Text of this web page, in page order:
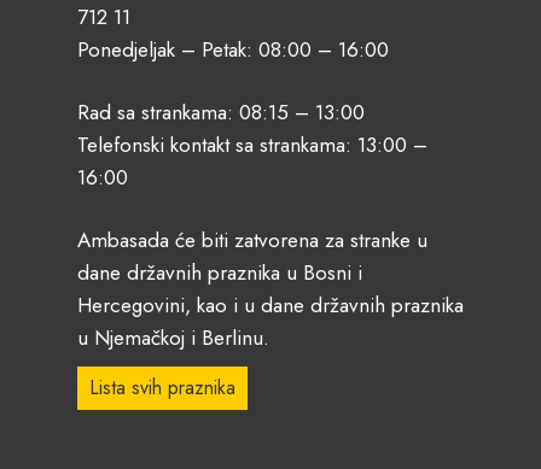
712 11
Ponedjeljak – Petak: 08:00 – 16:00
Rad sa strankama: 08:15 – 13:00
Telefonski kontakt sa strankama: 13:00 –
16:00
Ambasada će biti zatvorena za stranke u
dane državnih praznika u Bosni i
Hercegovini, kao i u dane državnih praznika
u Njemačkoj i Berlinu.
Lista svih praznika